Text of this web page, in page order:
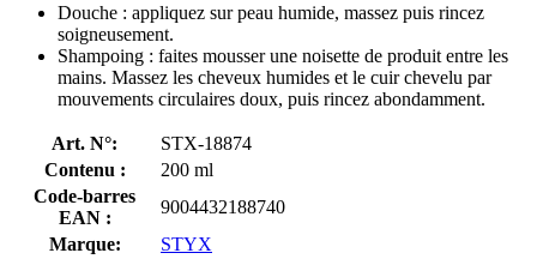
Douche : appliquez sur peau humide, massez puis rincez
soigneusement.
Shampoing : faites mousser une noisette de produit entre les
mains. Massez les cheveux humides et le cuir chevelu par
mouvements circulaires doux, puis rincez abondamment.
Art. N°:
STX-18874
Contenu :
200 ml
Code-barres
EAN :
9004432188740
Marque:
STYX